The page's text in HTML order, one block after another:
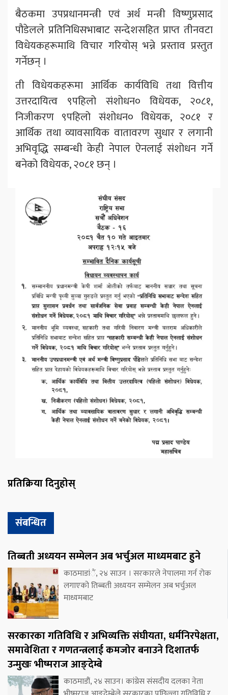
बैठकमा उपप्रधानमन्त्री एवं अर्थ मन्त्री विष्णुप्रसाद
पौडेलले प्रतिनिधिसभाबाट सन्देशसहित प्राप्त तीनवटा
विधेयकहरूमाथि विचार गरियोस् भन्ने प्रस्ताव प्रस्तुत
गर्नेछन् ।
ती विधेयकहरूमा आर्थिक कार्यविधि तथा वित्तीय
उत्तरदायित्व ९पहिलो संशोधन० विधेयक, २०८१,
निजीकरण ९पहिलो संशोधन० विधेयक, २०८१ र
आर्थिक तथा व्यावसायिक वातावरण सुधार र लगानी
अभिवृद्धि सम्बन्धी केही नेपाल ऐनलाई संशोधन गर्ने
बनेको विधेयक, २०८१ छन् ।
प्रतिक्रिया दिनुहोस्
संबन्धित
तिब्बती अध्ययन सम्मेलन अब भर्चुअल माध्यमबाट हुने
काठमाडांैं, २४ साउन । सरकारले नेपालमा गर्न रोक
लगाएको तिब्बती अध्ययन सम्मेलन अब भर्चुअल
माध्यमबाट
सरकारका गतिविधि र अभिव्यक्ति संघीयता, धर्मनिरपेक्षता,
समावेशिता र गणतन्त्रलाई कमजोर बनाउने दिशातर्फ
उन्मुखः भीष्मराज आङ्देम्बे
काठमाडौं, २४ साउन। कांग्रेस संसदीय दलका नेता